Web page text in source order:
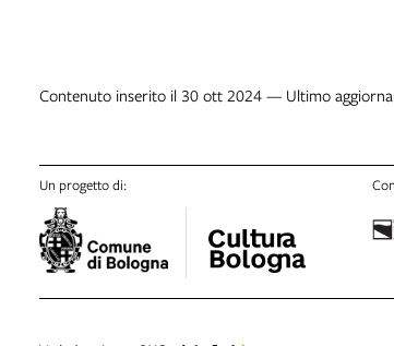
Contenuto inserito il 30 ott 2024 — Ultimo
Un progetto di: